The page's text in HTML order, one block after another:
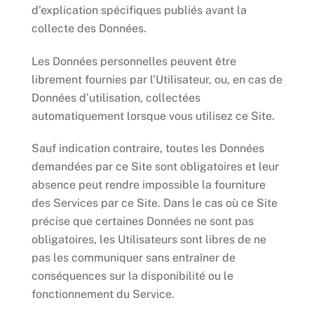
d’explication spécifiques publiés avant la
collecte des Données.
Les Données personnelles peuvent être
librement fournies par l’Utilisateur, ou, en cas de
Données d’utilisation, collectées
automatiquement lorsque vous utilisez ce Site.
Sauf indication contraire, toutes les Données
demandées par ce Site sont obligatoires et leur
absence peut rendre impossible la fourniture
des Services par ce Site. Dans le cas où ce Site
précise que certaines Données ne sont pas
obligatoires, les Utilisateurs sont libres de ne
pas les communiquer sans entraîner de
conséquences sur la disponibilité ou le
fonctionnement du Service.